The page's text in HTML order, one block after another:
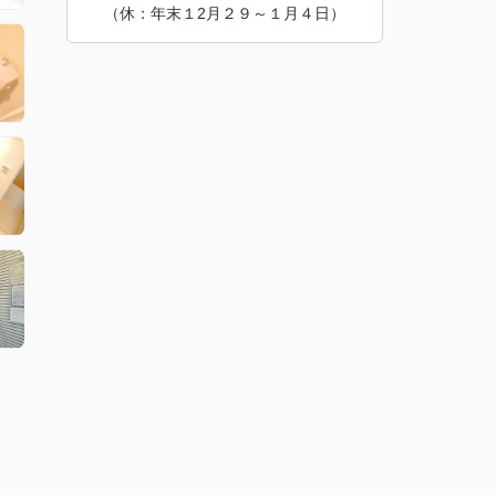
（休：年末１2月２９～１月４日）